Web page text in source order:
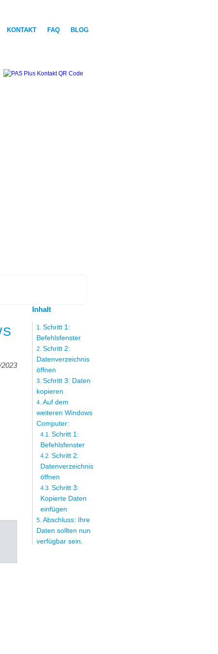
KONTAKT FAQ BLOG
Inhalt
Schritt 1:
Befehlsfenster
Schritt 2:
Datenverzeichnis
öffnen
Schritt 3: Daten
kopieren
Auf dem
weiteren Windows
Computer:
Schritt 1:
Befehlsfenster
Schritt 2:
Datenverzeichnis
öffnen
Schritt 3:
Kopierte Daten
einfügen
Abschluss: Ihre
Daten sollten nun
verfügbar sein.